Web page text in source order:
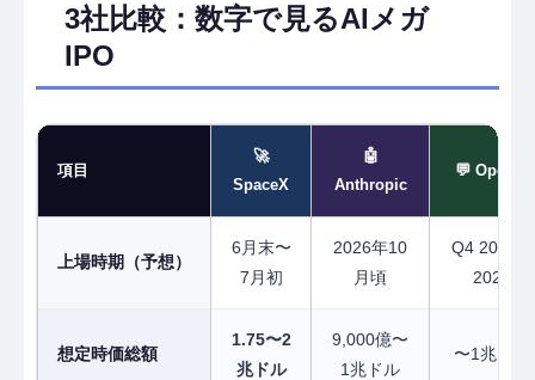
3社比較：数字で見るAIメガ
IPO
項目
🚀
SpaceX
🤖
Anthropic
💬 OpenAI
上場時期（予想）
6月末〜
7月初
2026年10
月頃
Q4 2026〜
2027
想定時価総額
1.75〜2
兆ドル
9,000億〜
1兆ドル
〜1兆ドル